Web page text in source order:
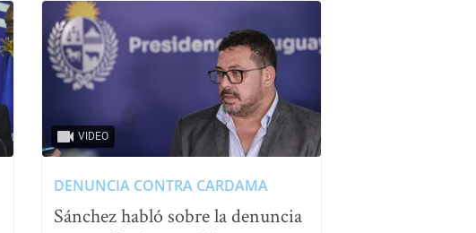
VIDEO
DENUNCIA CONTRA CARDAMA
Sánchez habló sobre la denuncia